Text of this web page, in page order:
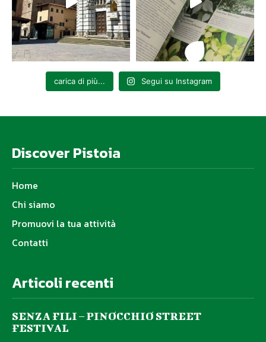
carica di più... Segui su Instagram
Discover Pistoia
Home
Chi siamo
Promuovi la tua attività
Contatti
Articoli recenti
SENZA FILI – PINOCCHIO STREET
FESTIVAL